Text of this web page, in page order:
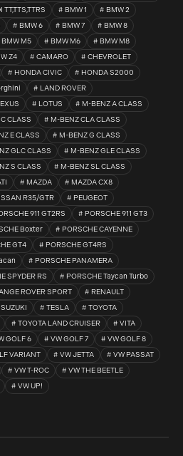
TT,TTS,TTRS BMW 1
BMW 2
BMW 6 BMW 7
BMW 8
BMW M5 BMW M6
BMW M8
Z4 CAMARO
CHEVROLET
HONDA CIVIC
HONDA S2000
LAND ROVER
LOTUS
M-BENZ A CLASS
CLASS
M-BENZ CLA CLASS
E CLASS
M-BENZ G CLASS
GLC CLASS
M-BENZ GLE CLASS
S CLASS
M-BENZ SL CLASS
MAZDA
MAZDA CX8
R35/GTR
PEUGEOT
911 GT2RS
PORSCHE 911 GT3
Boxter
PORSCHE CAYENNE
GT4
PORSCHE GT4RS
PORSCHE PANAMERA
SPYDER RS
PORSCHE Taycan Turbo
ROVER SPORT
RENAULT
SUZUKI TESLA
TOYOTA
TOYOTA LAND CRUISER
VITA
GOLF 6 VW GOLF 7
VW GOLF 8
VARIANT VW JETTA
VW PASSAT
VW T-ROC
VW THE BEETLE
VW UP!